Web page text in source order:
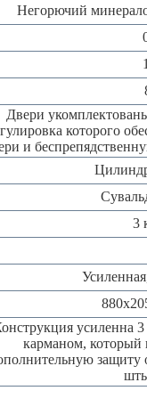
Негорючий
Двери
которого
и
3
усиленна
карманом, который
защиту